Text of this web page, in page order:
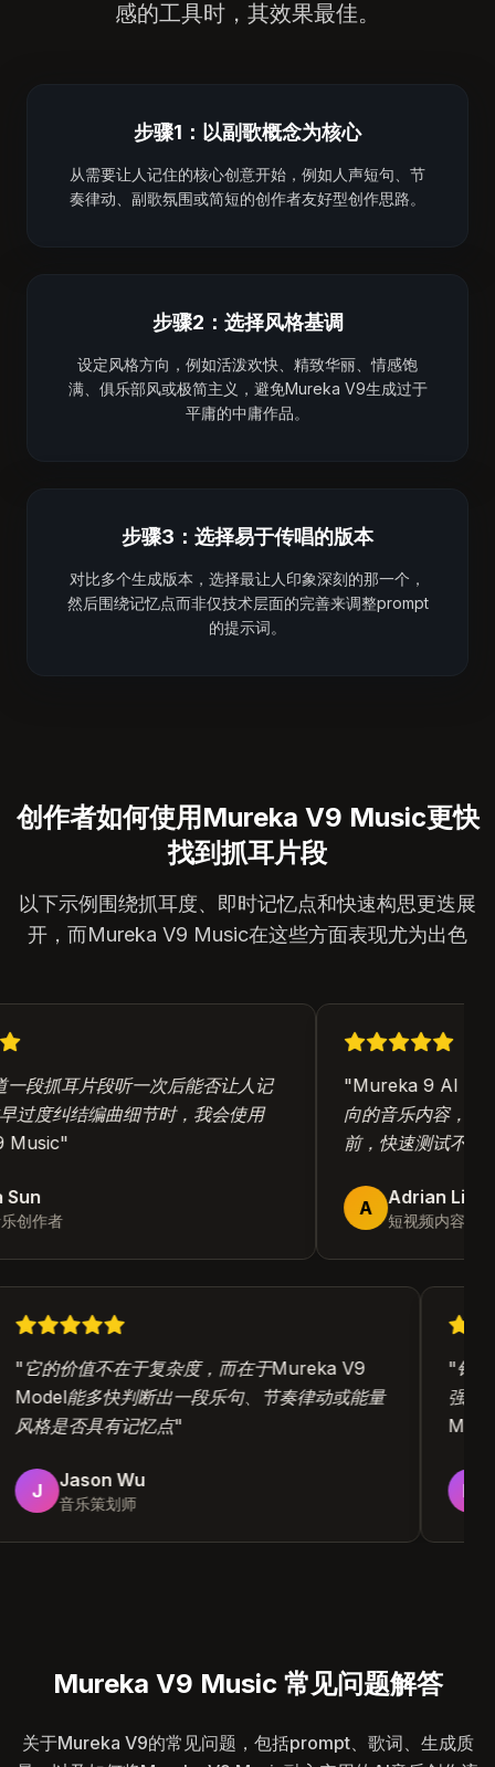
感的工具时，其效果最佳。
步骤1：以副歌概念为核心
从需要让人记住的核心创意开始，例如人声短句、节
奏律动、副歌氛围或简短的创作者友好型创作思路。
步骤2：选择风格基调
设定风格方向，例如活泼欢快、精致华丽、情感饱
满、俱乐部风或极简主义，避免Mureka V9生成过于
平庸的中庸作品。
步骤3：选择易于传唱的版本
对比多个生成版本，选择最让人印象深刻的那一个，
然后围绕记忆点而非仅技术层面的完善来调整prompt
的提示词。
创作者如何使用Mureka V9 Music更快
找到抓耳片段
以下示例围绕抓耳度、即时记忆点和快速构思更迭展
开，而Mureka V9 Music在这些方面表现尤为出色
段抓耳片段听一次后能否让人记
度纠结编曲细节时，我会使用
"
作者
Mureka 9 AI
向的音乐内容，因
前，快速测试不同
A Adrian Lim
短视频内容制作
"它的价值不在于复杂度，而在于Mureka V9
Model能多快判断出一段乐句、节奏律动或能量
风格是否具有记忆点
J Jason Wu
音乐策划师
"
强
Mureka V9 Music 常见问题解答
关于Mureka V9的常见问题，包括prompt、歌词、生成质